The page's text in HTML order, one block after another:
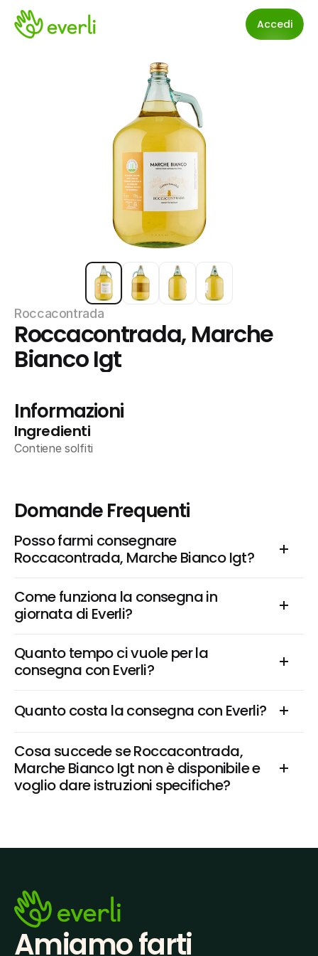
Accedi
Roccacontrada
Roccacontrada, Marche
Bianco Igt
Informazioni
Ingredienti
Contiene solfiti
Domande Frequenti
Posso farmi consegnare
Roccacontrada, Marche Bianco Igt?
Come funziona la consegna in
giornata di Everli?
Quanto tempo ci vuole per la
consegna con Everli?
Quanto costa la consegna con Everli?
Cosa succede se Roccacontrada,
Marche Bianco Igt non è disponibile e
voglio dare istruzioni specifiche?
Amiamo farti